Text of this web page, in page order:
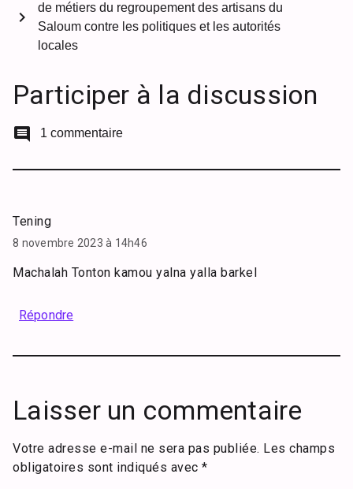
de métiers du regroupement des artisans du
Saloum contre les politiques et les autorités
locales
chevron_right
Participer à la discussion
comment 1 commentaire
Tening
8 novembre 2023 à 14h46
Machalah Tonton kamou yalna yalla barkel
Répondre
Laisser un commentaire
Votre adresse e-mail ne sera pas publiée. Les champs
obligatoires sont indiqués avec *